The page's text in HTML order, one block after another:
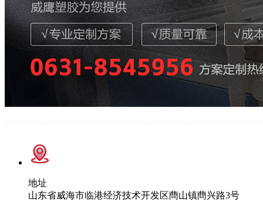
地址
山东省威海市临港经济技术开发区蔄山镇蔄兴路3号